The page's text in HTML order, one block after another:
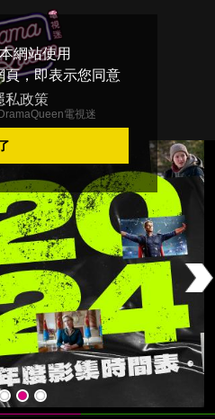
網站使用
頁，即表示您同意
私政策
電視迷